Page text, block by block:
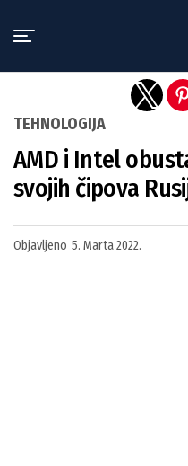
TEHNOLOGIJA
AMD i Intel
svojih čipova
Objavljeno 5. Marta 2022.